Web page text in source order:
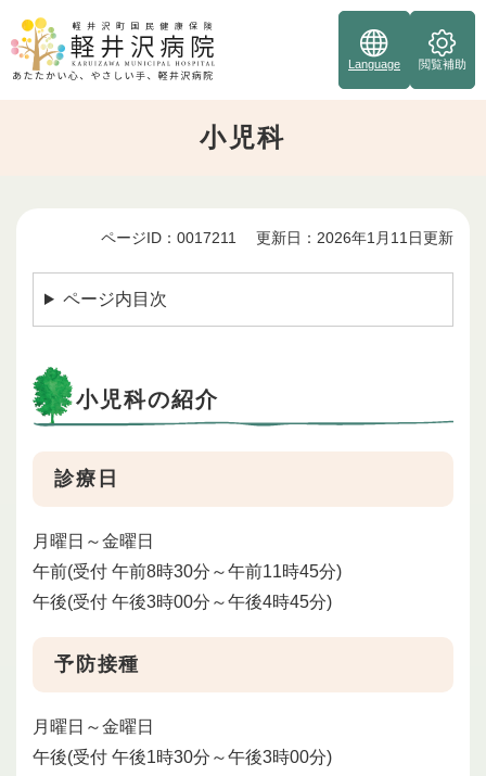
ー
Language 閲覧補助
小児科
文
ページID：0017211 更新日：2026年1月11日更新
ページ内目次
小児科の紹介
診療日
月曜日～金曜日
午前(受付 午前8時30分～午前11時45分)
午後(受付 午後3時00分～午後4時45分)
予防接種
月曜日～金曜日
午後(受付 午後1時30分～午後3時00分)